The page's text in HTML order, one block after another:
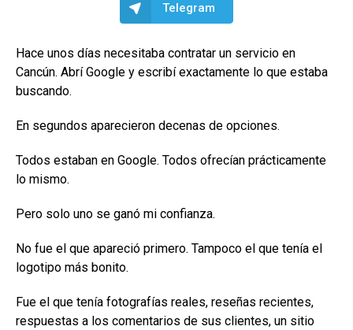
Telegram
Hace unos días necesitaba contratar un servicio en
Cancún. Abrí Google y escribí exactamente lo que estaba
buscando.
En segundos aparecieron decenas de opciones.
Todos estaban en Google. Todos ofrecían prácticamente
lo mismo.
Pero solo uno se ganó mi confianza.
No fue el que apareció primero. Tampoco el que tenía el
logotipo más bonito.
Fue el que tenía fotografías reales, reseñas recientes,
respuestas a los comentarios de sus clientes, un sitio